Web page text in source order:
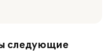
следующие